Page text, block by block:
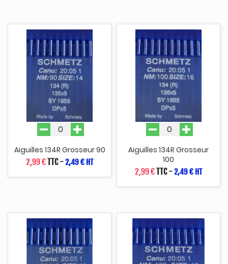
Aiguilles 134R Grosseur 90
2,99 €TTC-2,49 € HT
Aiguilles 134R Grosseur
100
2,99 €TTC-2,49 € HT